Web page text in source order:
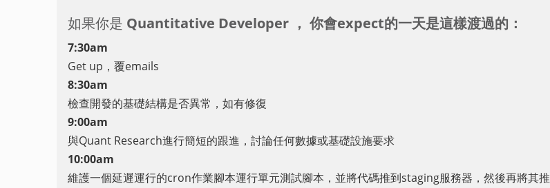
如果你是 Quantitative Developer ， 你會expect的一天是這樣渡過的：
7:30am
Get up，覆emails
8:30am
檢查開發的基礎結構是否異常，如有修復
9:00am
與Quant Research進行簡短的跟進，討論任何數據或基礎設施要求
10:00am
維護一個延遲運行的cron作業腳本運行單元測試腳本，並將代碼推到staging服務器，然後再將其推